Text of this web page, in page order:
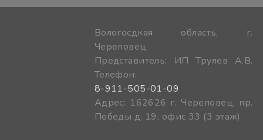
Вологосдкая область, г.
Череповец
Представитель: ИП Трулев А.В.
Телефон:
8-911-505-01-09
Адрес: 162626 г. Череповец, пр.
Победы д. 19, офис 33 (3 этаж)